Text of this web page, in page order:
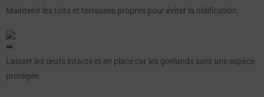
Maintenir les toits et terrasses propres pour éviter la nidification.
Laisser les œufs intacts et en place car les goélands sont une espèce
protégée.